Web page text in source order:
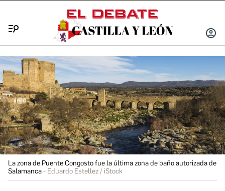
INICIAR
La zona de Puente Congosto fue la última zona de baño autorizada de
Salamanca
Eduardo Estellez / iStock